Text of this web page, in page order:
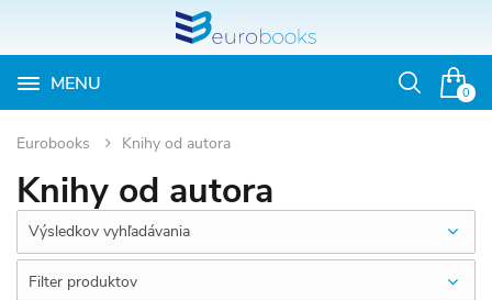
0
MENU
Otvoriť
Eurobooks Knihy od autora
Knihy od autora
Výsledkov vyhľadávania
Filter produktov